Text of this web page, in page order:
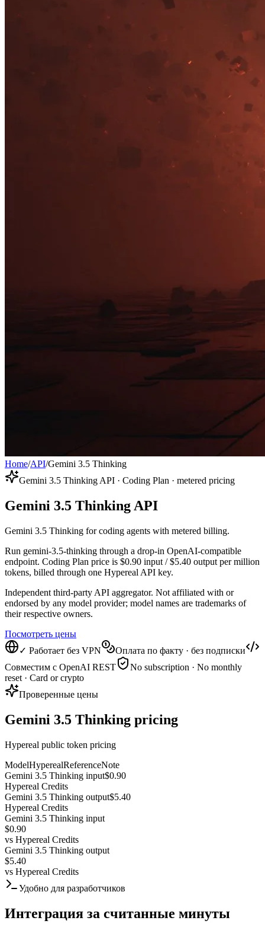
Home/API/Gemini 3.5 Thinking
Gemini 3.5 Thinking API · Coding Plan · metered pricing
Gemini 3.5 Thinking API
Gemini 3.5 Thinking for coding agents with metered billing.
Run gemini-3.5-thinking through a drop-in OpenAI-compatible
endpoint. Coding Plan price is $0.90 input / $5.40 output per million
tokens, billed through one Hypereal API key.
Independent third-party API aggregator. Not affiliated with or
endorsed by any model provider; model names are trademarks of
their respective owners.
Посмотреть цены
✓ Работает без VPN
Оплата по факту · без подписки
Совместим с OpenAI REST
No subscription · No monthly
reset · Card or crypto
Проверенные цены
Gemini 3.5 Thinking pricing
Hypereal public token pricing
ModelHyperealReferenceNote
Gemini 3.5 Thinking input$0.90
Hypereal Credits
Gemini 3.5 Thinking output$5.40
Hypereal Credits
Gemini 3.5 Thinking input
$0.90
vs Hypereal Credits
Gemini 3.5 Thinking output
$5.40
vs Hypereal Credits
Удобно для разработчиков
Интеграция за считанные минуты